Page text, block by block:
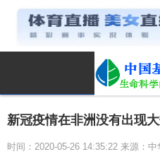
新冠疫情在非洲没有出现
时间：2020-05-26 14:35:22 来源：中